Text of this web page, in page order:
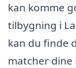
kan komme
tilbygning i
kan du finde
matcher